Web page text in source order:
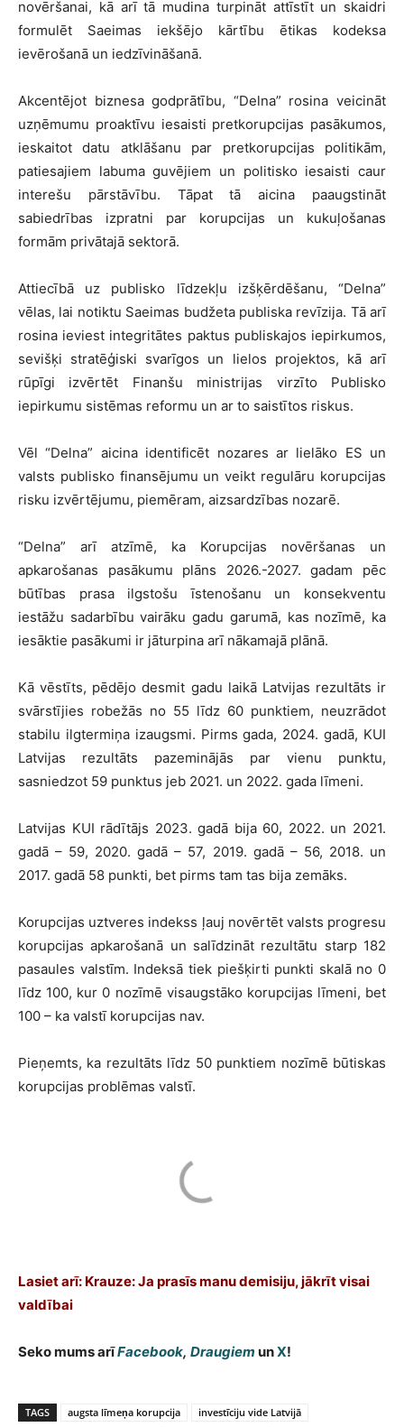
novēršanai, kā arī tā mudina turpināt attīstīt un skaidri
formulēt Saeimas iekšējo kārtību ētikas kodeksa
ievērošanā un iedzīvināšanā.
Akcentējot biznesa godprātību, “Delna” rosina veicināt
uzņēmumu proaktīvu iesaisti pretkorupcijas pasākumos,
ieskaitot datu atklāšanu par pretkorupcijas politikām,
patiesajiem labuma guvējiem un politisko iesaisti caur
interešu pārstāvību. Tāpat tā aicina paaugstināt
sabiedrības izpratni par korupcijas un kukuļošanas
formām privātajā sektorā.
Attiecībā uz publisko līdzekļu izšķērdēšanu, “Delna”
vēlas, lai notiktu Saeimas budžeta publiska revīzija. Tā arī
rosina ieviest integritātes paktus publiskajos iepirkumos,
sevišķi stratēģiski svarīgos un lielos projektos, kā arī
rūpīgi izvērtēt Finanšu ministrijas virzīto Publisko
iepirkumu sistēmas reformu un ar to saistītos riskus.
Vēl “Delna” aicina identificēt nozares ar lielāko ES un
valsts publisko finansējumu un veikt regulāru korupcijas
risku izvērtējumu, piemēram, aizsardzības nozarē.
“Delna” arī atzīmē, ka Korupcijas novēršanas un
apkarošanas pasākumu plāns 2026.-2027. gadam pēc
būtības prasa ilgstošu īstenošanu un konsekventu
iestāžu sadarbību vairāku gadu garumā, kas nozīmē, ka
iesāktie pasākumi ir jāturpina arī nākamajā plānā.
Kā vēstīts, pēdējo desmit gadu laikā Latvijas rezultāts ir
svārstījies robežās no 55 līdz 60 punktiem, neuzrādot
stabilu ilgtermiņa izaugsmi. Pirms gada, 2024. gadā, KUI
Latvijas rezultāts pazeminājās par vienu punktu,
sasniedzot 59 punktus jeb 2021. un 2022. gada līmeni.
Latvijas KUI rādītājs 2023. gadā bija 60, 2022. un 2021.
gadā – 59, 2020. gadā – 57, 2019. gadā – 56, 2018. un
2017. gadā 58 punkti, bet pirms tam tas bija zemāks.
Korupcijas uztveres indekss ļauj novērtēt valsts progresu
korupcijas apkarošanā un salīdzināt rezultātu starp 182
pasaules valstīm. Indeksā tiek piešķirti punkti skalā no 0
līdz 100, kur 0 nozīmē visaugstāko korupcijas līmeni, bet
100 – ka valstī korupcijas nav.
Pieņemts, ka rezultāts līdz 50 punktiem nozīmē būtiskas
korupcijas problēmas valstī.
Lasiet arī: Krauze: Ja prasīs manu demisiju, jākrīt visai
valdībai
Seko mums arīFacebook, Draugiem unX!
TAGS augsta līmeņa korupcija
investīciju vide Latvijā